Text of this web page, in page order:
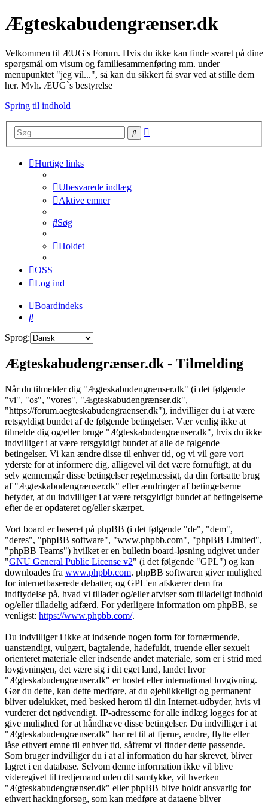
Ægteskabudengrænser.dk
Velkommen til ÆUG's Forum. Hvis du ikke kan finde svaret på dine
spørgsmål om visum og familiesammenføring mm. under
menupunktet "jeg vil...", så kan du sikkert få svar ved at stille dem
her. Mvh. ÆUG`s bestyrelse
Spring til indhold
Søg
Hurtige links
Ubesvarede indlæg
Aktive emner
Søg
Holdet
OSS
Log ind
Boardindeks
Søg
Sprog:
Ægteskabudengrænser.dk - Tilmelding
Når du tilmelder dig "Ægteskabudengrænser.dk" (i det følgende
"vi", "os", "vores", "Ægteskabudengrænser.dk",
"https://forum.aegteskabudengraenser.dk"), indvilliger du i at være
retsgyldigt bundet af de følgende betingelser. Vær venlig ikke at
tilmelde dig og/eller bruge "Ægteskabudengrænser.dk", hvis du ikke
indvilliger i at være retsgyldigt bundet af alle de følgende
betingelser. Vi kan ændre disse til enhver tid, og vi vil gøre vort
yderste for at informere dig, alligevel vil det være fornuftigt, at du
selv gennemgår disse betingelser regelmæssigt, da din fortsatte brug
af "Ægteskabudengrænser.dk" efter ændringer af betingelserne
betyder, at du indvilliger i at være retsgyldigt bundet af betingelserne
efter de er opdateret og/eller skærpet.
Vort board er baseret på phpBB (i det følgende "de", "dem",
"deres", "phpBB software", "www.phpbb.com", "phpBB Limited",
"phpBB Teams") hvilket er en bulletin board-løsning udgivet under
"GNU General Public License v2" (i det følgende "GPL") og kan
downloades fra www.phpbb.com. phpBB softwaren giver mulighed
for internetbaserede debatter, og GPL'en afskærer dem fra
indflydelse på, hvad vi tillader og/eller afviser som tilladeligt indhold
og/eller tilladelig adfærd. For yderligere information om phpBB, se
venligst: https://www.phpbb.com/.
Du indvilliger i ikke at indsende nogen form for fornærmende,
uanstændigt, vulgært, bagtalende, hadefuldt, truende eller sexuelt
orienteret materiale eller indsende andet materiale, som er i strid med
lovgivningen, det være sig i dit eget land, landet hvor
"Ægteskabudengrænser.dk" er hostet eller international lovgivning.
Gør du dette, kan dette medføre, at du øjeblikkeligt og permanent
bliver udelukket, med besked herom til din Internet-udbyder, hvis vi
vurderer det nødvendigt. IP-adresserne for alle indlæg logges for at
give mulighed for at håndhæve disse betingelser. Du indvilliger i at
"Ægteskabudengrænser.dk" har ret til at fjerne, ændre, flytte eller
låse ethvert emne til enhver tid, såfremt vi finder dette passende.
Som bruger indvilliger du i at al information du har skrevet, bliver
lagret i en database. Selvom denne information ikke vil blive
videregivet til tredjemand uden dit samtykke, vil hverken
"Ægteskabudengrænser.dk" eller phpBB blive holdt ansvarlig for
ethvert hackingforsøg, som kan medføre at dataene bliver